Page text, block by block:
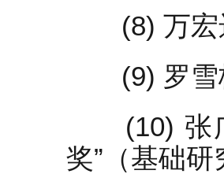
(8) 万宏远
(9) 罗雪梅
(10) 张广
奖”（基础研